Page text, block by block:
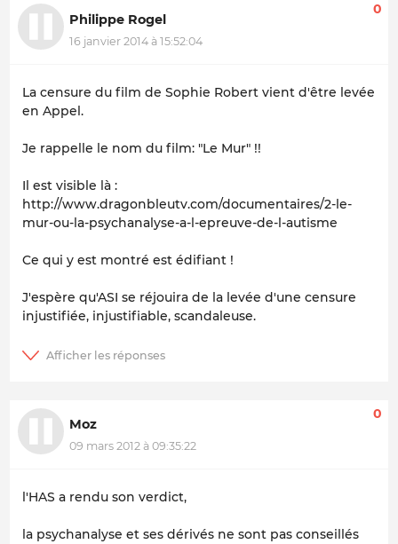
Philippe Rogel
16 janvier 2014 à 15:52:04
0
La censure du film de Sophie Robert vient d'être levée
en Appel.
Je rappelle le nom du film: "Le Mur" !!
Il est visible là :
http://www.dragonbleutv.com/documentaires/2-le-
mur-ou-la-psychanalyse-a-l-epreuve-de-l-autisme
Ce qui y est montré est édifiant !
J'espère qu'ASI se réjouira de la levée d'une censure
injustifiée, injustifiable, scandaleuse.
Moz
09 mars 2012 à 09:35:22
0
l'HAS a rendu son verdict,
la psychanalyse et ses dérivés ne sont pas conseillés